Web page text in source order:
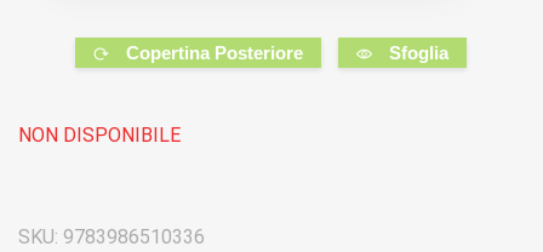
Copertina Posteriore Sfoglia
NON DISPONIBILE
SKU: 9783986510336